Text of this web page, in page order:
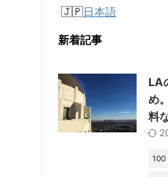
日本語
新着記事
LA
め
料
100